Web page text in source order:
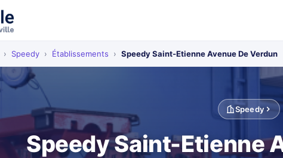
› Speedy › Établissements › Speedy Saint-Etienne Avenue De Verdun
Speedy
Speedy Saint-Etienne